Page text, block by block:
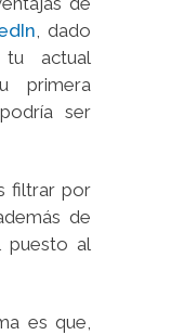
, dado
actual
primera
ser
filtrar por
de
puesto al
es que,